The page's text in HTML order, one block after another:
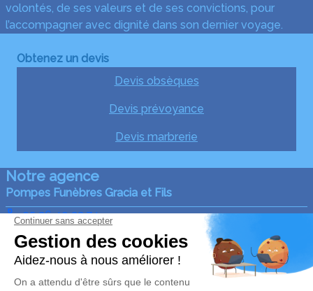
volontés, de ses valeurs et de ses convictions, pour
l’accompagner avec dignité dans son dernier voyage.
Obtenez un devis
Devis obsèques
Devis prévoyance
Devis marbrerie
Notre agence
Pompes Funèbres Gracia et Fils
05 36 40 23 74
graciaetfils@gmail.com
12, Avenue de l'Usine – 47500 – Fumel
4.9/5 – 140 avis
Nos Services Liens utiles